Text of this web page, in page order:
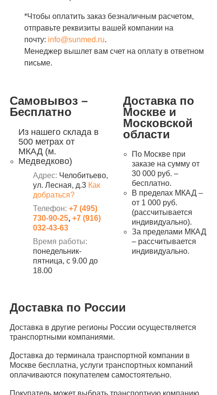
*Чтобы оплатить заказ безналичным расчетом,
отправьте реквизиты вашей компании на
почту: info@sunmed.ru.
Менеджер вышлет вам счет на оплату в ответном
письме.
Самовывоз –
Бесплатно
Из нашего склада в
500 метрах от
МКАД (м.
Медведково)
Адрес: Челобитьево,
ул. Лесная, д.3 Как
добраться?
Телефон: +7 (495)
730-90-25, +7 (916)
032-43-63
Время работы:
понедельник-
пятница, с 9.00 до
18.00
Доставка по
Москве и
Московской
области
По Москве при
заказе на сумму от
30 000 руб. –
бесплатно.
В пределах МКАД –
от 1 000 руб.
(рассчитывается
индивидуально).
За пределами МКАД
– рассчитывается
индивидуально.
Доставка по России
Доставка в другие регионы России осуществляется
транспортными компаниями.
Доставка до терминала транспортной компании в
Москве бесплатна, услуги транспортных компаний
оплачиваются покупателем самостоятельно.
Покупатель может выбрать транспортную компанию